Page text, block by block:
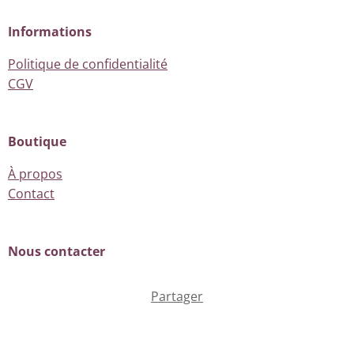
Informations
Politique de confidentialité
CGV
Boutique
À propos
Contact
Nous contacter
Partager